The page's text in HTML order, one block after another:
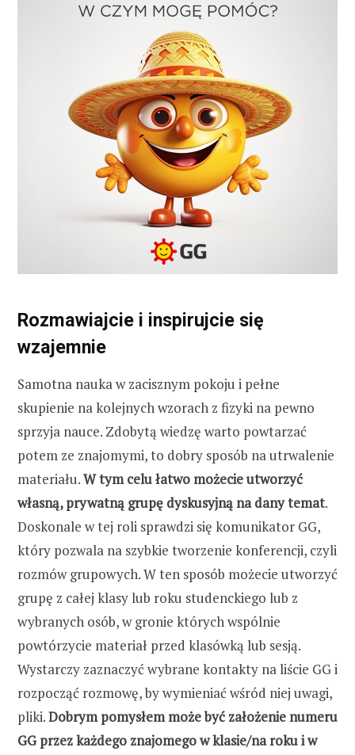
Rozmawiajcie i inspirujcie się
wzajemnie
Samotna nauka w zacisznym pokoju i pełne
skupienie na kolejnych wzorach z fizyki na pewno
sprzyja nauce. Zdobytą wiedzę warto powtarzać
potem ze znajomymi, to dobry sposób na utrwalenie
materiału.W tym celu łatwo możecie utworzyć
własną, prywatną grupę dyskusyjną na dany temat.
Doskonale w tej roli sprawdzi się komunikator GG,
który pozwala na szybkie tworzenie konferencji, czyli
rozmów grupowych. W ten sposób możecie utworzyć
grupę z całej klasy lub roku studenckiego lub z
wybranych osób, w gronie których wspólnie
powtórzycie materiał przed klasówką lub sesją.
Wystarczy zaznaczyć wybrane kontakty na liście GG i
rozpocząć rozmowę, by wymieniać wśród niej uwagi,
pliki.Dobrym pomysłem może być założenie numeru
GG przez każdego znajomego w klasie/na roku i w